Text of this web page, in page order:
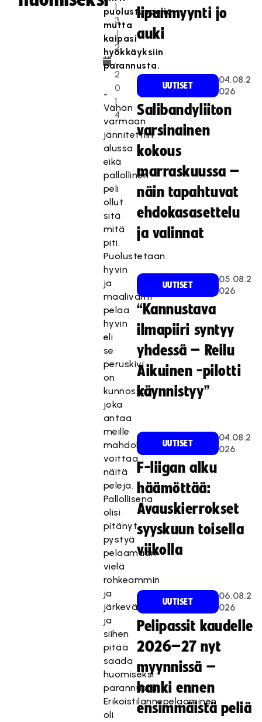
1
3
.1
2
.
2
0
1
4
puolustuspeliä
mutta
kaipasi
hyökkäyksiin
parannusta.
-
Vähän
varmaan
jännitettiin
alussa
eikä
pallollinen
peli
ollut
sitä
mitä
piti.
Puolustetaan
hyvin
ja
maalivahti
pelaa
hyvin
eli
se
peruskivi
on
kunnossa,
joka
antaa
meille
mahdollisuuden
voittaa
näitä
pelejä.
Pallollisena
olisi
pitänyt
pystyä
pelaamaan
vielä
rohkeammin
ja
järkevämmin,
ja
siihen
pitää
saada
huomiseksi
parannusta.
Erikoistilannepelaaminen
oli
lipunmyynti jo
auki
UUTISET
04.08.2
026
Salibandyliiton
varsinainen
kokous
marraskuussa –
näin tapahtuvat
ehdokasasettelu
ja valinnat
UUTISET
05.08.2
026
“Kannustava
ilmapiiri syntyy
yhdessä – Reilu
Aikuinen -pilotti
käynnistyy”
UUTISET
04.08.2
026
F-liigan alku
häämöttää:
Avauskierrokset
syyskuun toisella
viikolla
UUTISET
06.08.2
026
Pelipassit kaudelle
2026–27 nyt
myynnissä –
hanki ennen
ensimmäistä peliä